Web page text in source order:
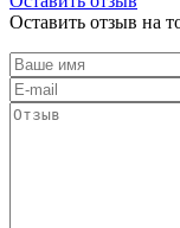
Оставить отзыв на